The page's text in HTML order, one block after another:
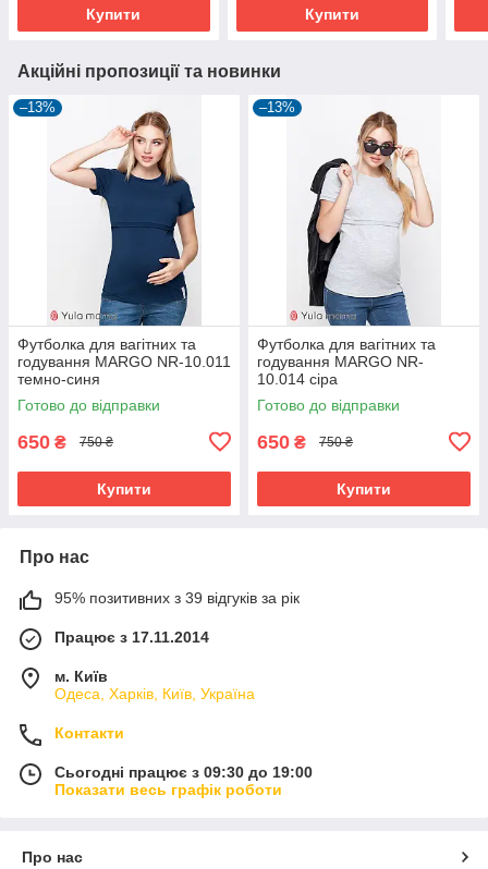
Купити Купити
Акційні пропозиції та новинки
–13%
Футболка для вагітних та
годування MARGO NR-10.011
темно-синя
Готово до відправки
650 ₴ 750 ₴
Купити
–13%
Футболка для вагітних та
годування MARGO NR-
10.014 сіра
Готово до відправки
650 ₴ 750 ₴
Купити
Про нас
95% позитивних з 39 відгуків за рік
Працює з 17.11.2014
м. Київ
Одеса, Харків, Київ, Україна
Контакти
Сьогодні працює з 09:30 до 19:00
Показати весь графік роботи
Про нас